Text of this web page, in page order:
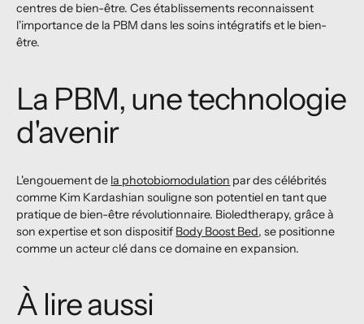
centres de bien-être. Ces établissements reconnaissent
l'importance de la PBM dans les soins intégratifs et le bien-
être.
La PBM, une technologie
d'avenir
L'engouement de la photobiomodulation par des célébrités
comme Kim Kardashian souligne son potentiel en tant que
pratique de bien-être révolutionnaire. Bioledtherapy, grâce à
son expertise et son dispositif Body Boost Bed, se positionne
comme un acteur clé dans ce domaine en expansion.
À lire aussi